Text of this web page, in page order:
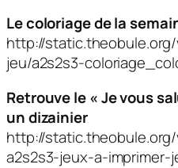
Le coloriage de la
http://
jeu/a2s2s3-
Retrouve le « Je vous
un dizainier
http://
a2s2s3-jeux-a-